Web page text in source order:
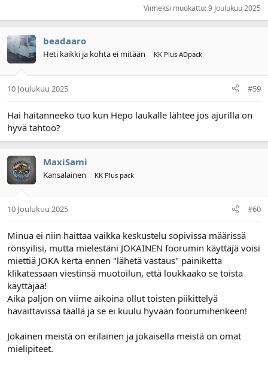
Viimeksi muokattu:9 Joulukuu 2025
beadaaro
Heti kaikki ja kohta ei mitään KK Plus ADpack
10 Joulukuu 2025 #59
Hai haitanneeko tuo kun Hepo laukalle lähtee jos ajurilla on
hyvä tahtoo?
MaxiSami
Kansalainen KK Plus pack
10 Joulukuu 2025 #60
Minua ei niin haittaa vaikka keskustelu sopivissa määrissä
rönsyilisi, mutta mielestäni JOKAINEN foorumin käyttäjä voisi
miettiä JOKA kerta ennen "lähetä vastaus" painiketta
klikatessaan viestinsä muotoilun, että loukkaako se toista
käyttäjää!
Aika paljon on viime aikoina ollut toisten piikittelyä
havaittavissa täällä ja se ei kuulu hyvään foorumihenkeen!
Jokainen meistä on erilainen ja jokaisella meistä on omat
mielipiteet.